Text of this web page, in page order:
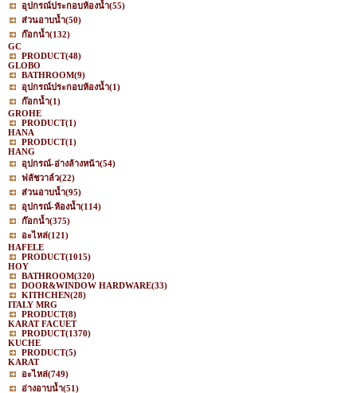
อุปกรณ์ประกอบห้องน้ำ(55)
ส่วนอาบน้ำ(50)
ก๊อกน้ำ(132)
GC
PRODUCT(48)
GLOBO
BATHROOM(9)
อุปกรณ์ประกอบห้องน้ำ(1)
ก๊อกน้ำ(1)
GROHE
PRODUCT(1)
HANA
PRODUCT(1)
HANG
อุปกรณ์-อ่างล้างหน้า(54)
ฟลัชวาล์ว(22)
ส่วนอาบน้ำ(95)
อุปกรณ์-ห้องน้ำ(114)
ก๊อกน้ำ(375)
อะไหล่(121)
HAFELE
PRODUCT(1015)
HOY
BATHROOM(320)
DOOR&WINDOW HARDWARE(33)
KITHCHEN(28)
ITALY MRG
PRODUCT(8)
KARAT FACUET
PRODUCT(1370)
KUCHE
PRODUCT(5)
KARAT
อะไหล่(749)
อ่างอาบน้ำ(51)